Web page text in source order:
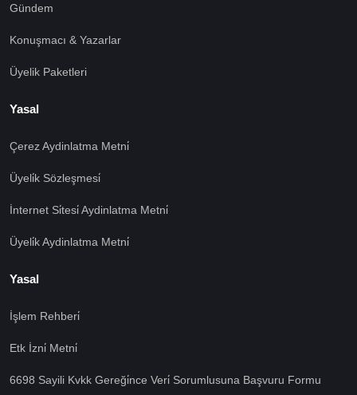
Gündem
Konuşmacı & Yazarlar
Üyelik Paketleri
Yasal
Çerez Aydinlatma Metni̇
Üyeli̇k Sözleşmesi̇
İnternet Si̇tesi̇ Aydinlatma Metni̇
Üyeli̇k Aydinlatma Metni̇
Yasal
İşlem Rehberi̇
Etk İzni̇ Metni̇
6698 Sayili Kvkk Gereği̇nce Veri̇ Sorumlusuna Başvuru Formu
şekilde çerezler kullanmaktayız. Çerezleri nasıl